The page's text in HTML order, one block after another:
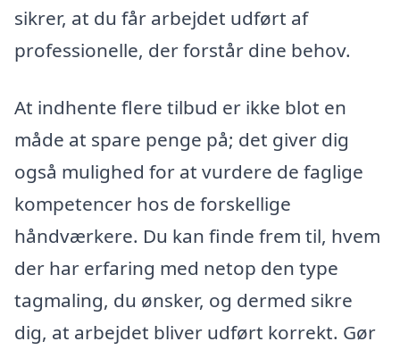
sikrer, at du får arbejdet udført af
professionelle, der forstår dine behov.
At indhente flere tilbud er ikke blot en
måde at spare penge på; det giver dig
også mulighed for at vurdere de faglige
kompetencer hos de forskellige
håndværkere. Du kan finde frem til, hvem
der har erfaring med netop den type
tagmaling, du ønsker, og dermed sikre
dig, at arbejdet bliver udført korrekt. Gør